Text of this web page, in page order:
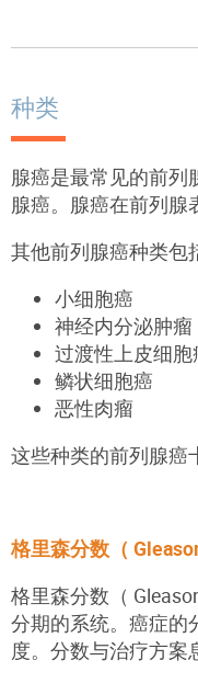
种类
腺癌是最常见的前列
腺癌。腺癌在前列腺
其他前列腺癌种类包
小细胞癌
神经内分泌肿瘤
过渡性上皮细胞
鳞状细胞癌
恶性肉瘤
这些种类的前列腺癌
格里森分数（
格里森分数（
分期的系统。癌症的
度。分数与治疗方案